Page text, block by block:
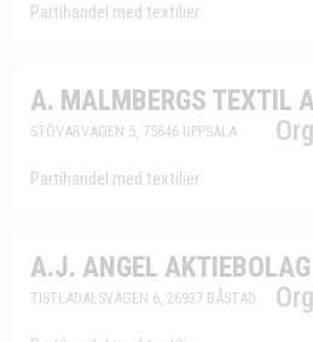
Partihandel med textilier
A. MALMBERGS TEXTIL
STÖVARVÄGEN 5, 75646 UPPSALA
Partihandel med textilier
A.J. ANGEL AKTIEBOLAG
TISTLADALSVÄGEN 6, 26937 BÅSTAD